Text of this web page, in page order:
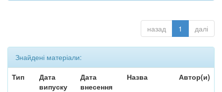
назад 1 далі
Знайдені матеріали:
Тип
Дата
випуску
Дата
внесення
Назва Автор(и)